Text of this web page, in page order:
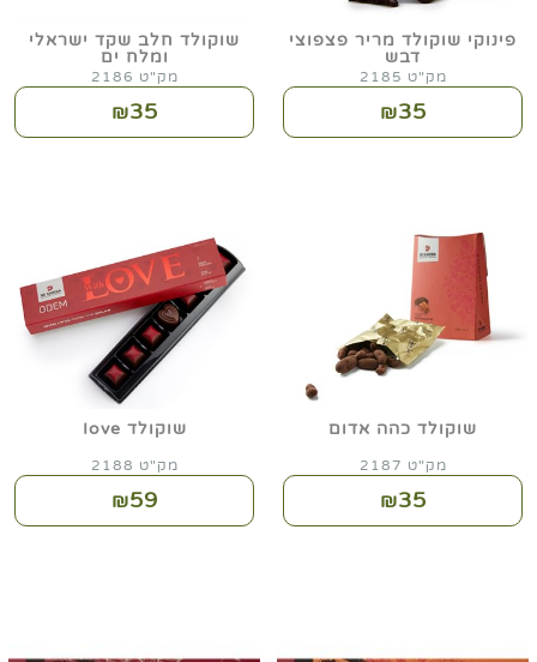
פינוקי שוקולד מריר פצפוצי
דבש
מק"ט 2185
₪35
שוקולד חלב שקד ישראלי
ומלח ים
מק"ט 2186
₪35
שוקולד כהה אדום
מק"ט 2187
₪35
שוקולד Iove
מק"ט 2188
₪59